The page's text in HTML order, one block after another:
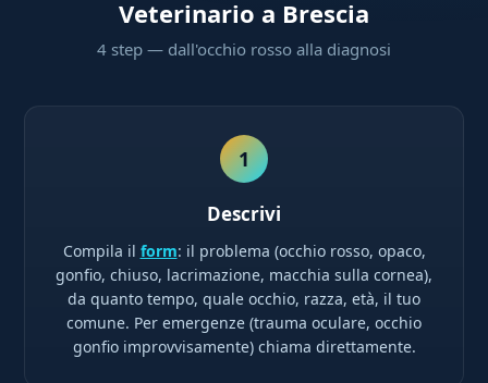
Veterinario a Brescia
4 step — dall'occhio rosso alla diagnosi
1
Descrivi
Compila il form: il problema (occhio rosso, opaco,
gonfio, chiuso, lacrimazione, macchia sulla cornea),
da quanto tempo, quale occhio, razza, età, il tuo
comune. Per emergenze (trauma oculare, occhio
gonfio improvvisamente) chiama direttamente.